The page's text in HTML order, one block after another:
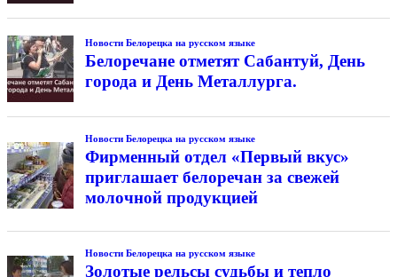
Новости Белорецка на русском языке
Белоречане отметят Сабантуй, День
города и День Металлурга.
Новости Белорецка на русском языке
Фирменный отдел «Первый вкус»
приглашает белоречан за свежей
молочной продукцией
Новости Белорецка на русском языке
Золотые рельсы судьбы и тепло